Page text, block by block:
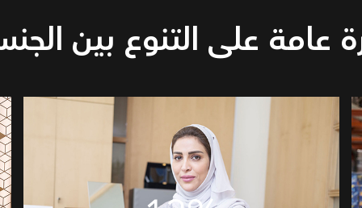
عامة على التنوع بين